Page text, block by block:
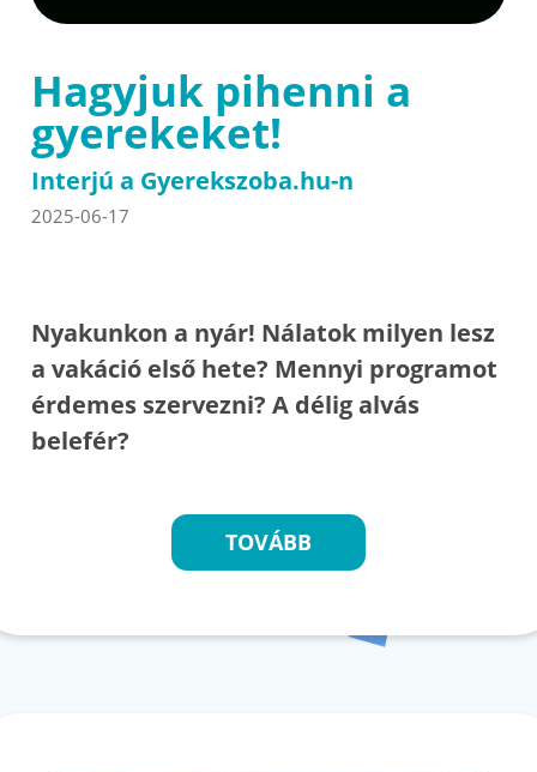
Hagyjuk pihenni a
gyerekeket!
Interjú a Gyerekszoba.hu-n
2025-06-17
Nyakunkon a nyár! Nálatok milyen lesz
a vakáció első hete? Mennyi programot
érdemes szervezni? A délig alvás
belefér?
TOVÁBB